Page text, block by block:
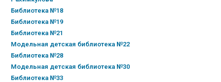
Библиотека №18
Библиотека №19
Библиотека №21
Модельная детская библиотека №22
Библиотека №28
Модельная детская библиотека №30
Библиотека №33